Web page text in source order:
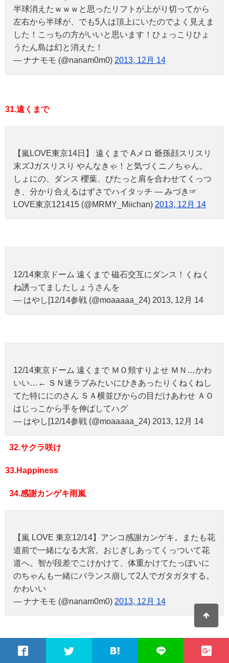
半球消えたｗｗｗと思ったリフトが上がり切ってから
左右から半球が、でも5人は頂上にいたのでよく見えま
した！こっちの方がいいと思います！ひょっこりひょ
うたん島は幻と消えた！
— ナナモモ (@nanam0m0) 2013, 12月 14
31.遠くまで
【嵐LOVE東京14日】 遠くまで Aメロ 爺孫顔スリスリ
末ズJガスリスり やんなきゃ！と気づくニノちゃん。
しょにの、ダンス 櫻葉、ぴたっと肩を合わせてくっつ
き、分かり合えるはずさでハイタッチ — みづき☞
LOVE東京121415 (@MRMY_Miichan) 2013, 12月 14
12/14東京ドーム 遠くまで 磁石交互にダンス！くねく
ね誘ってましたしょうさんを
— はやし[12/14参戦 (@moaaaaa_24) 2013, 12月 14
12/14東京ドーム 遠くまで ＭＯ頬すりよせ ＭＮ…かわ
いい…← ＳＮ迷ラブみたいにひきあったりくねくねし
てた特ににのさん ＳＡ横並びからの目だけあわせ ＡＯ
はじっこから手を伸ばしてハグ
— はやし[12/14参戦 (@moaaaaa_24) 2013, 12月 14
32.サクラ咲け
33.Happiness
34.感謝カンゲキ雨嵐
【嵐 LOVE 東京12/14】アンコ感謝カンゲキ。またも花
道前で一緒になる大宮。おじぎしあってくっついて花
道へ。智が段差でこけかけて、体重かけてたっぽいに
のちゃんも一緒にバランス崩して2人でガタガタする。
かわいい
— ナナモモ (@nanam0m0) 2013, 12月 14
35.マイガール